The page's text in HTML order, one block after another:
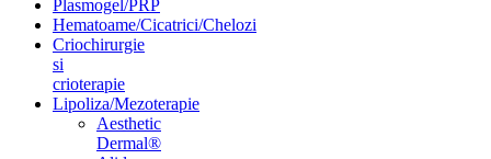
Plasmogel/PRP
Hematoame/Cicatrici/Chelozi
Criochirurgie
si
crioterapie
Lipoliza/Mezoterapie
Aesthetic
Dermal®